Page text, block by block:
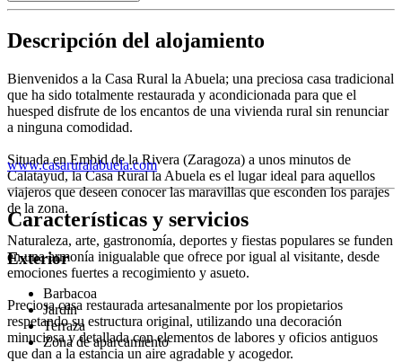
Descripción del alojamiento
Bienvenidos a la Casa Rural la Abuela; una preciosa casa tradicional
que ha sido totalmente restaurada y acondicionada para que el
huesped disfrute de los encantos de una vivienda rural sin renunciar
a ninguna comodidad.
Situada en Embid de la Rivera (Zaragoza) a unos minutos de
Calatayud, la Casa Rural la Abuela es el lugar ideal para aquellos
viajeros que deseen conocer las maravillas que esconden los parajes
de la zona.
Naturaleza, arte, gastronomía, deportes y fiestas populares se funden
en una armonía inigualable que ofrece por igual al visitante, desde
emociones fuertes a recogimiento y asueto.
Preciosa casa restaurada artesanalmente por los propietarios
respetando su estructura original, utilizando una decoración
minuciosa y detallada con elementos de labores y oficios antiguos
que dan a la estancia un aire agradable y acogedor.
www.casaruralabuela.com
Características y servicios
Exterior
Barbacoa
Jardín
Terraza
Zona de aparcamiento